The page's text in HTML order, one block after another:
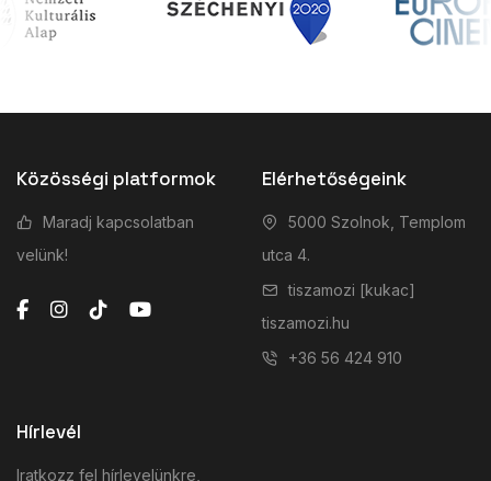
Közösségi platformok
Maradj kapcsolatban
velünk!
Elérhetőségeink
5000 Szolnok, Templom
utca 4.
tiszamozi [kukac]
tiszamozi.hu
+36 56 424 910
Hírlevél
Iratkozz fel hírlevelünkre,